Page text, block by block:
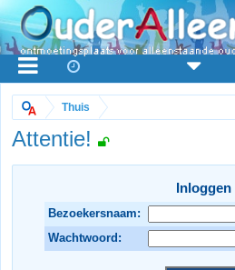
Thuis
Attentie!
Inloggen
Bezoekersnaam:
Wachtwoord: